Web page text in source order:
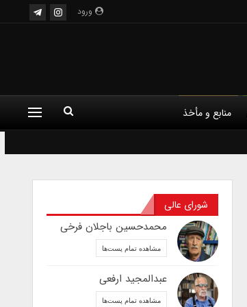
ورود
منابع و مأخذ
شورای عالی
محمدحسین باجلان فرخی
مشاهده تمام پست‌ها
عبدالمجید ارفعی
مشاهده تمام پست‌ها